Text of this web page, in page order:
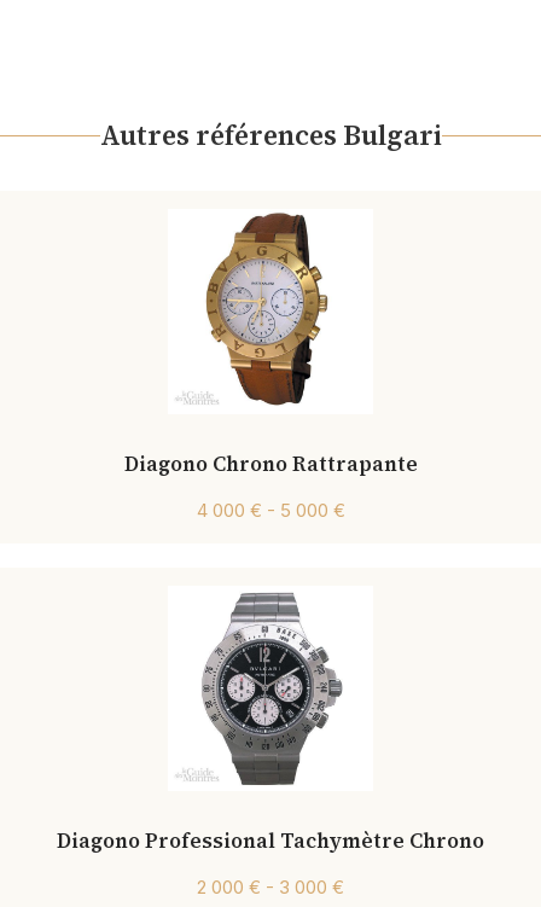
Autres références Bulgari
Diagono Chrono Rattrapante
4 000 € - 5 000 €
Diagono Professional Tachymètre Chrono
2 000 € - 3 000 €